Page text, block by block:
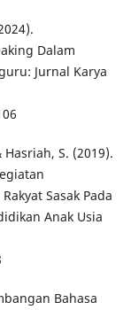
Dalam
Jurnal Karya
S. (2019).
Sasak Pada
Anak Usia
Bahasa